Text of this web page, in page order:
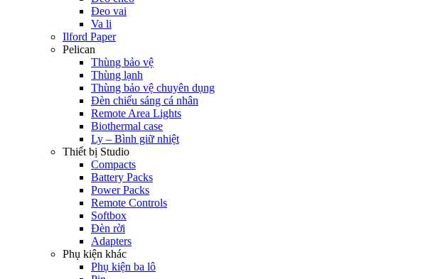
Đeo vai
Va li
Ilford Paper
Pelican
Thùng bảo vệ
Thùng lạnh
Thùng bảo vệ chuyên dụng
Đèn chiếu sáng cá nhân
Remote Area Lights
Biothermal case
Ly – Bình giữ nhiệt
Thiết bị Studio
Compacts
Battery Packs
Power Packs
Remote Controls
Softbox
Đèn rời
Adapters
Phụ kiện khác
Phụ kiện ba lô